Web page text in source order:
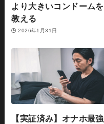
より大きいコンドームを
教える
2026年1月31日
【実証済み】オナホ最強